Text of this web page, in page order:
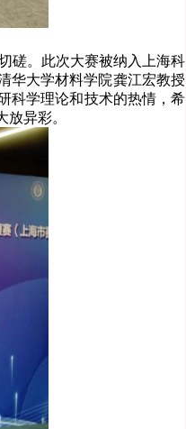
磋。此次大赛被纳入上海科
华大学材料学院龚江宏教授
科学理论和技术的热情，希
异彩。